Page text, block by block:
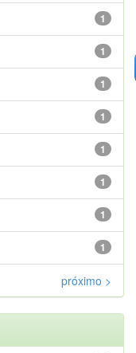
1
1
1
1
1
1
1
1
próximo >